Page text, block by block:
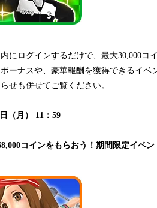
ログインするだけで、最大30,000コ
ーナスや、豪華報酬を獲得できるイベ
せも併せてご覧ください。
（月） 11：59
コインをもらおう！期間限定イベ